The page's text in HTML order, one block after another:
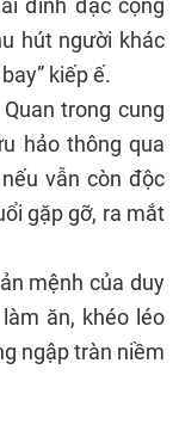
đĩnh đạc cộng
hút người khác
kiếp ế.
trong cung
hảo thông qua
vẫn còn độc
gặp gỡ, ra mắt
mệnh của duy
ăn, khéo léo
ngập tràn niềm